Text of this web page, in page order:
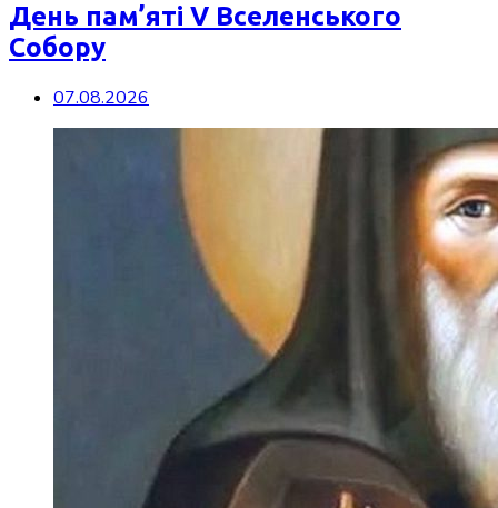
День пам’яті V Вселенського
Собору
07.08.2026